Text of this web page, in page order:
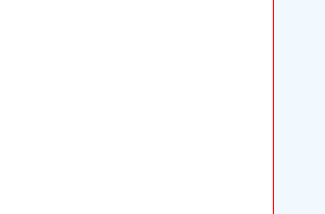
靠谱二郎区域值得期待的商业旺铺盛大开售_房产
日本“寿司之”小野二郎公司否认将在北京开分店_